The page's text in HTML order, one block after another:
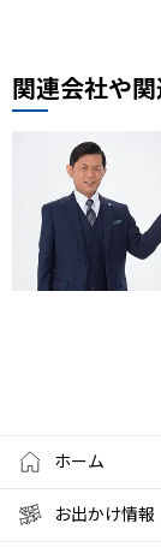
関連会社や
ホーム
お出かけ情報